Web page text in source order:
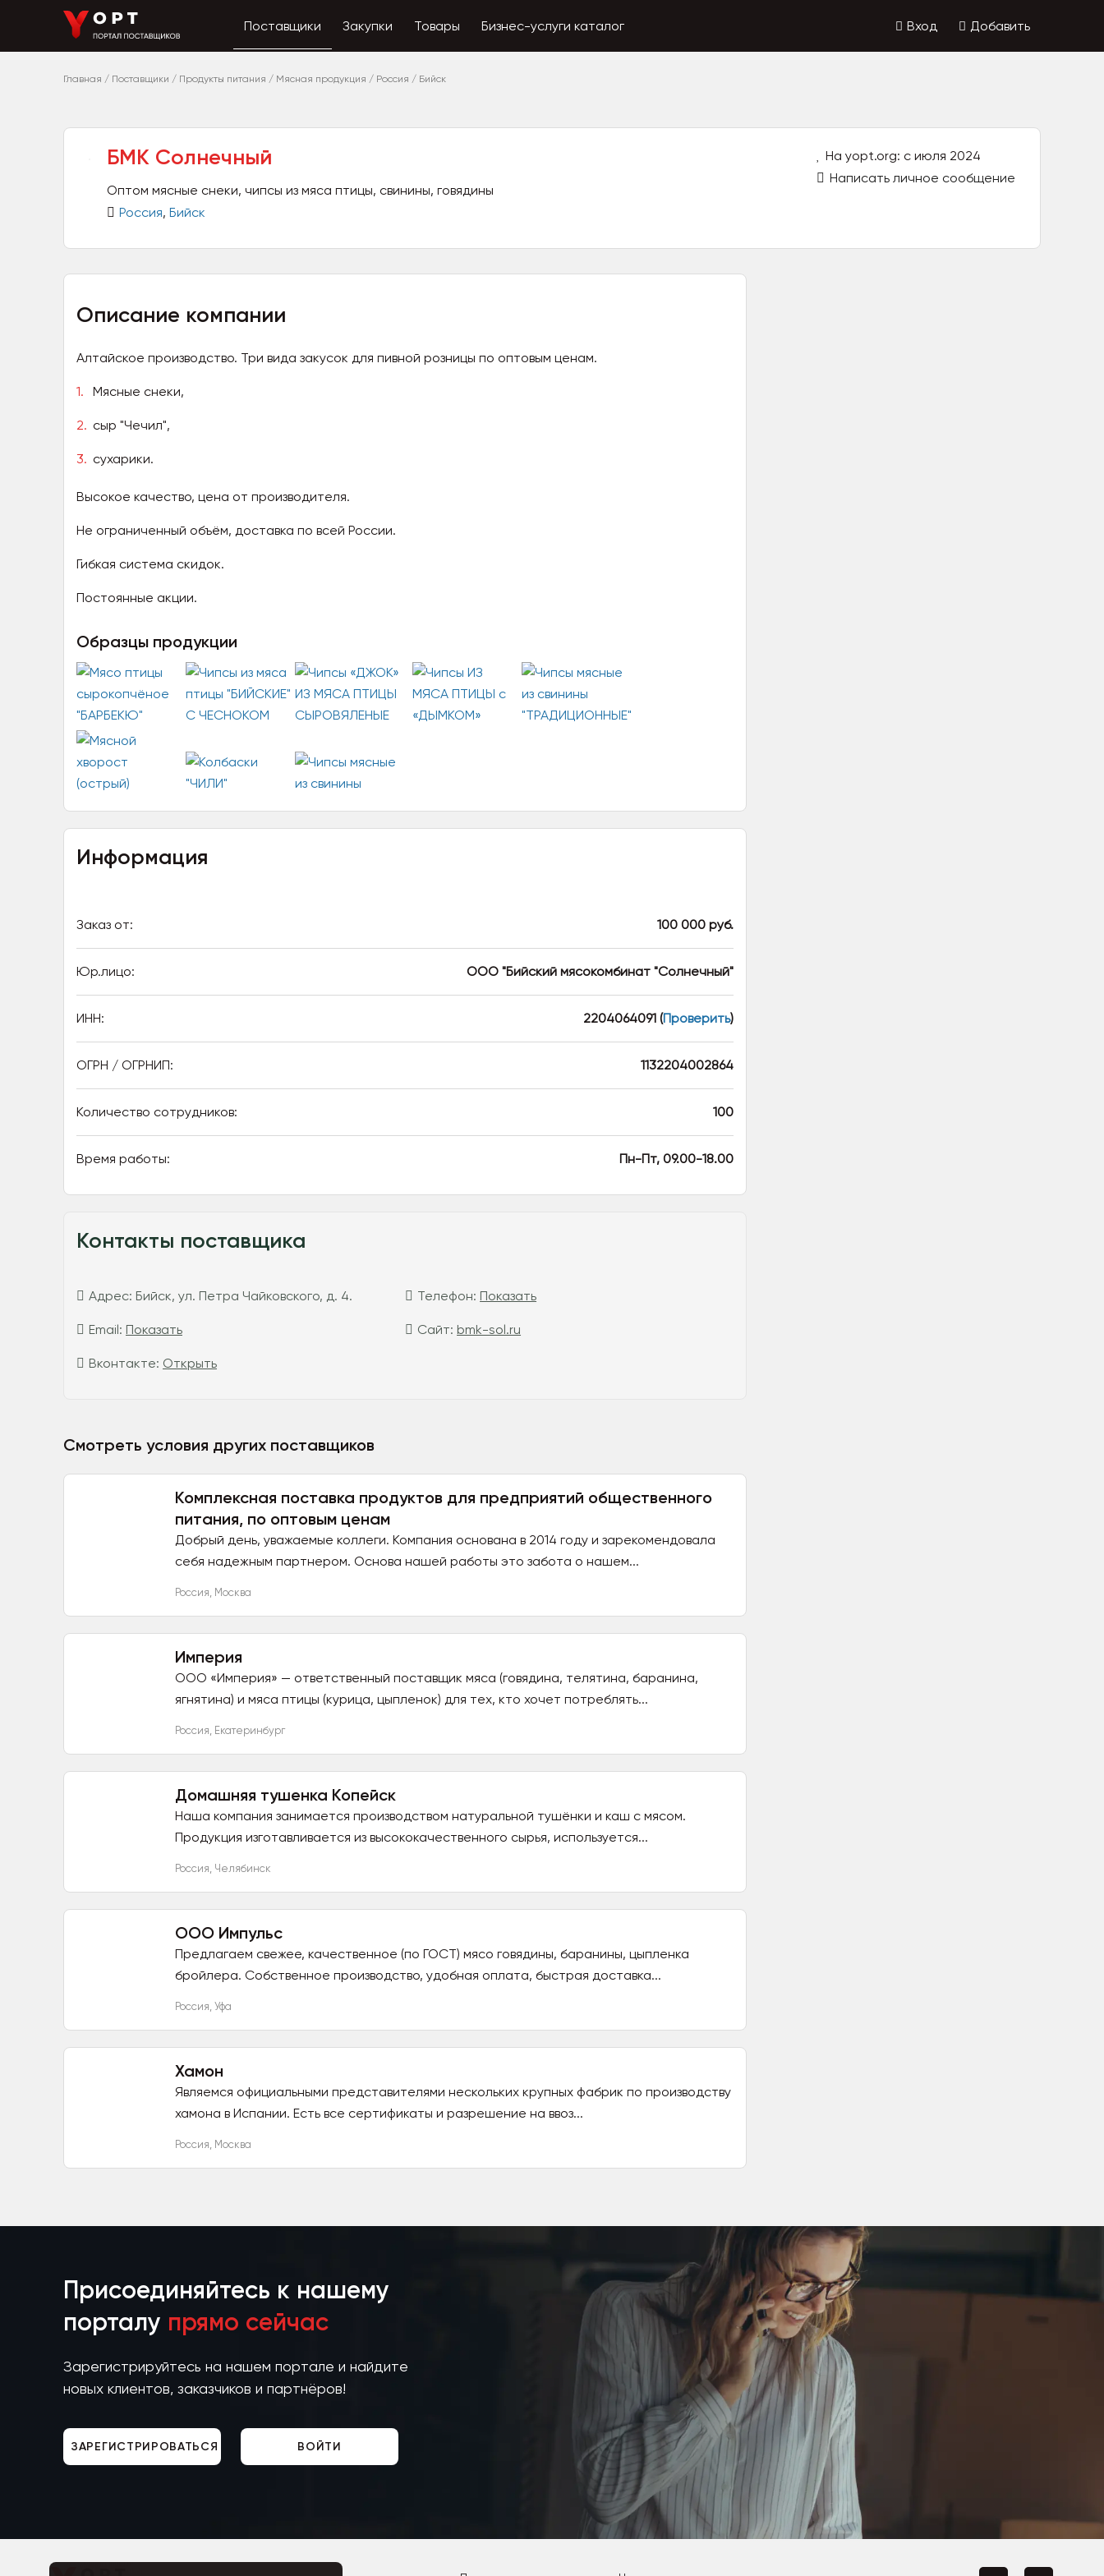
Поставщики Закупки Товары Бизнес-услуги каталог Вход Добавить
Главная / Поставщики / Продукты питания / Мясная продукция / Россия / Бийск
БМК Солнечный
Оптом мясные снеки, чипсы из мяса птицы, свинины, говядины
Россия, Бийск
На yopt.org: с июля 2024
Написать личное сообщение
Описание компании
Алтайское производство. Три вида закусок для пивной розницы по оптовым ценам.
Мясные снеки,
сыр "Чечил",
сухарики.
Высокое качество, цена от производителя.
Не ограниченный объём, доставка по всей России.
Гибкая система скидок.
Постоянные акции.
Образцы продукции
Информация
Заказ от: 100 000 руб.
Юр.лицо: ООО "Бийский мясокомбинат "Солнечный"
ИНН: 2204064091(Проверить)
ОГРН / ОГРНИП: 1132204002864
Количество сотрудников: 100
Время работы: Пн-Пт, 09.00-18.00
Контакты поставщика
Адрес: Бийск, ул. Петра Чайковского, д. 4. Телефон: Показать
Email: Показать Сайт: bmk-sol.ru
Вконтакте: Открыть
Смотреть условия других поставщиков
Комплексная поставка продуктов для предприятий общественного
питания, по оптовым ценам
Добрый день, уважаемые коллеги. Компания основана в 2014 году и зарекомендовала
себя надежным партнером. Основа нашей работы это забота о нашем...
Россия, Москва
Империя
ООО «Империя» — ответственный поставщик мяса (говядина, телятина, баранина,
ягнятина) и мяса птицы (курица, цыпленок) для тех, кто хочет потреблять...
Россия, Екатеринбург
Домашняя тушенка Копейск
Наша компания занимается производством натуральной тушёнки и каш с мясом.
Продукция изготавливается из высококачественного сырья, используется...
Россия, Челябинск
ООО Импульс
Предлагаем свежее, качественное (по ГОСТ) мясо говядины, баранины, цыпленка
бройлера. Собственное производство, удобная оплата, быстрая доставка...
Россия, Уфа
Хамон
Являемся официальными представителями нескольких крупных фабрик по производству
хамона в Испании. Есть все сертификаты и разрешение на ввоз...
Россия, Москва
Присоединяйтесь к нашему
порталу прямо сейчас
Зарегистрируйтесь на нашем портале и найдите
новых клиентов, заказчиков и партнёров!
ЗАРЕГИСТРИРОВАТЬСЯ ВОЙТИ